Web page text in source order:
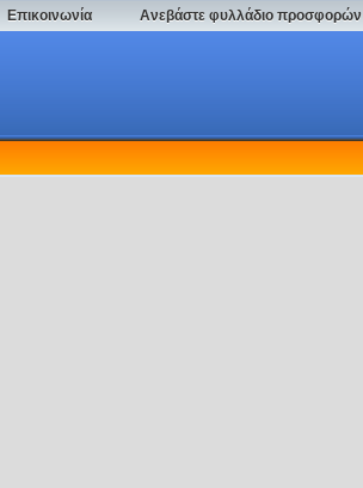
Επικοινωνία Ανεβάστε φυλλάδιο προσφορών